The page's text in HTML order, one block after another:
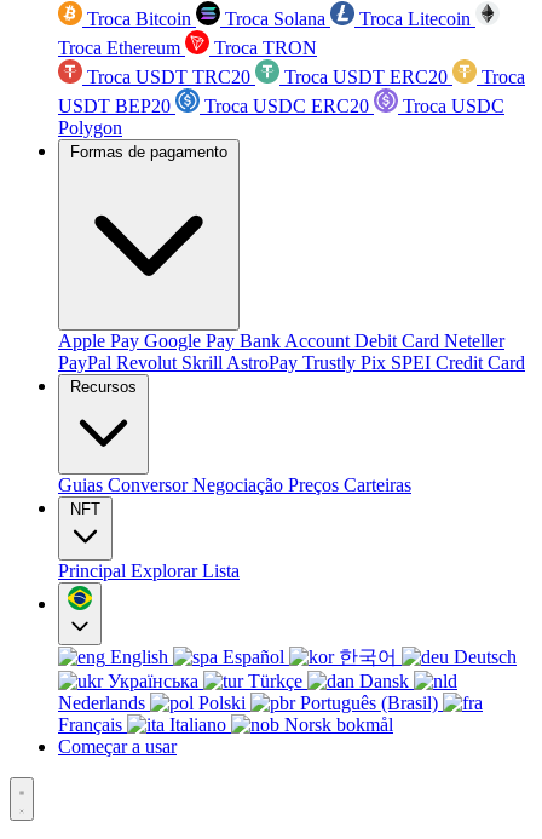
Troca Bitcoin Troca Solana
Troca Litecoin
Troca Ethereum
Troca TRON
Troca USDT TRC20
Troca USDT ERC20
Troca
USDT BEP20
Troca USDC ERC20
Troca USDC
Polygon
Formas de pagamento
Apple Pay Google Pay Bank Account Debit Card Neteller
PayPal Revolut Skrill AstroPay Trustly Pix SPEI Credit Card
Recursos
Guias ConversorNegociação Preços Carteiras
NFT
Principal ExplorarLista
English Español 한국어
Deutsch
Українська
Türkçe
Dansk
Nederlands
Polski
Português (Brasil)
Français
Italiano
Norsk bokmål
Começar a usar